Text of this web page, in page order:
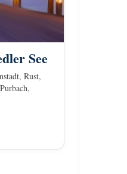
See
Rust,